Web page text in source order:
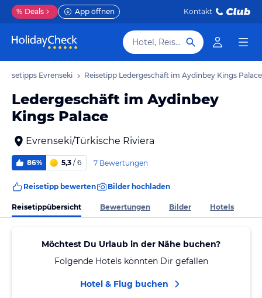
% Deals App öffnen Kontakt
Hotel, Reiseziel
Reisetipps Evrenseki Reisetipp Ledergeschäft im Aydinbey Kings Palace
Ledergeschäft im Aydinbey
Kings Palace
Evrenseki/Türkische Riviera
86% 5,3 / 6 7 Bewertungen
Reisetipp bewerten Bilder hochladen
Reisetippübersicht Bewertungen Bilder Hotels
Möchtest Du Urlaub in der Nähe buchen?
Folgende Hotels könnten Dir gefallen
Hotel & Flug buchen